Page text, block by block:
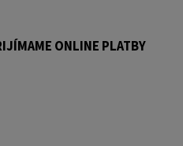
ONLINE PLATBY